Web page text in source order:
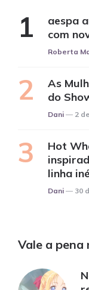
aespa
com
Posted
Roberta
As
do
Posted
Dani 2
Hot
linha
Posted
Dani 30
Vale a pena